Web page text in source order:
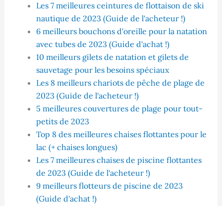
Les 7 meilleures ceintures de flottaison de ski
nautique de 2023 (Guide de l'acheteur !)
6 meilleurs bouchons d'oreille pour la natation
avec tubes de 2023 (Guide d'achat !)
10 meilleurs gilets de natation et gilets de
sauvetage pour les besoins spéciaux
Les 8 meilleurs chariots de pêche de plage de
2023 (Guide de l'acheteur !)
5 meilleures couvertures de plage pour tout-
petits de 2023
Top 8 des meilleures chaises flottantes pour le
lac (+ chaises longues)
Les 7 meilleures chaises de piscine flottantes
de 2023 (Guide de l'acheteur !)
9 meilleurs flotteurs de piscine de 2023
(Guide d'achat !)